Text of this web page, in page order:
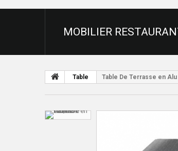
MOBILIER
Table Table De Terrasse en